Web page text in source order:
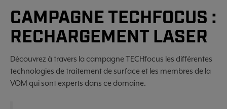
CAMPAGNE TECHFOCUS :
RECHARGEMENT LASER
Découvrez à travers la campagne TECHfocus les différentes
technologies de traitement de surface et les membres de la
VOM qui sont experts dans ce domaine.